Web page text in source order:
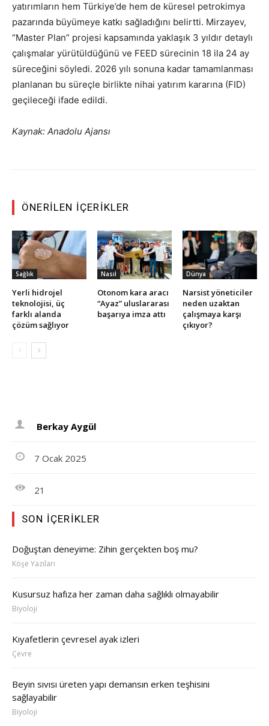
yatırımların hem Türkiye’de hem de küresel petrokimya
pazarında büyümeye katkı sağladığını belirtti. Mirzayev,
“Master Plan” projesi kapsamında yaklaşık 3 yıldır detaylı
çalışmalar yürütüldüğünü ve FEED sürecinin 18 ila 24 ay
süreceğini söyledi. 2026 yılı sonuna kadar tamamlanması
planlanan bu süreçle birlikte nihai yatırım kararına (FID)
geçileceği ifade edildi.
Kaynak: Anadolu Ajansı
ÖNERILEN İÇERIKLER
Sağlık
Yerli hidrojel
teknolojisi, üç
farklı alanda
çözüm sağlıyor
Nasıl
Otonom kara aracı
“Ayaz” uluslararası
başarıya imza attı
Dünya
Narsist yöneticiler
neden uzaktan
çalışmaya karşı
çıkıyor?
Berkay Aygül
7 Ocak 2025
21
SON İÇERIKLER
Doğuştan deneyime: Zihin gerçekten boş mu?
Köşe Yazıları
Kusursuz hafıza her zaman daha sağlıklı olmayabilir
Biyoloji
Kıyafetlerin çevresel ayak izleri
Çevre
Beyin sıvısı üreten yapı demansın erken teşhisini
sağlayabilir
Biyoloji